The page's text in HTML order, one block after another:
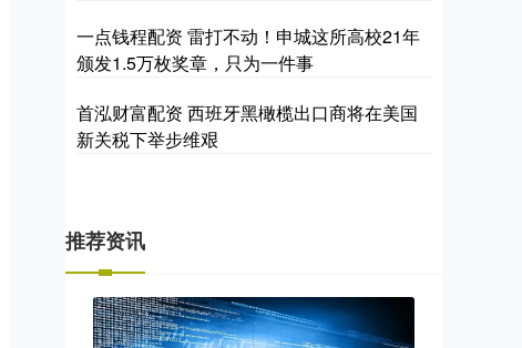
一点钱程配资 雷打不动！申城这所高校21年
颁发1.5万枚奖章，只为一件事
首泓财富配资 西班牙黑橄榄出口商将在美国
新关税下举步维艰
推荐资讯